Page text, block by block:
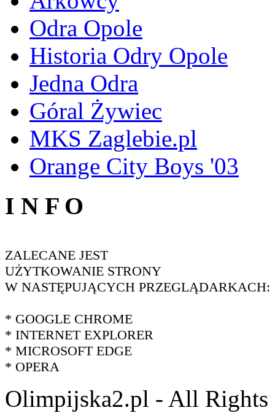
Odra Opole
Historia Odry Opole
Jedna Odra
Góral Żywiec
MKS Zaglebie.pl
Orange City Boys '03
I N F O
ZALECANE JEST
UŻYTKOWANIE STRONY
W NASTĘPUJĄCYCH PRZEGLĄDARKACH:
* GOOGLE CHROME
* INTERNET EXPLORER
* MICROSOFT EDGE
* OPERA
Olimpijska2.pl - All Rights